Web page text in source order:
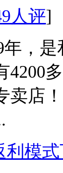
人评]
年，
4200
卖店
利模